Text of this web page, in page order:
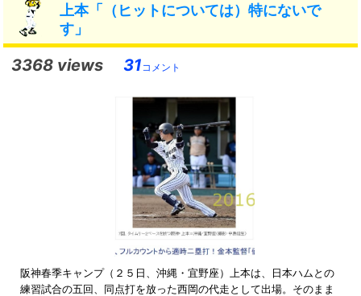
上本「（ヒットについては）特にないで
す」
3368 views 31 コメント
阪神春季キャンプ（２５日、沖縄・宜野座）上本は、日本ハムとの
練習試合の五回、同点打を放った西岡の代走として出場。そのまま